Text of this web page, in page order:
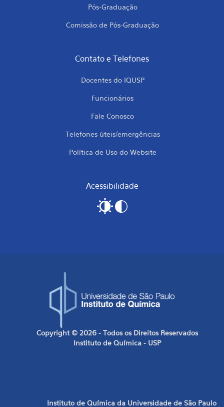
Pós-Graduação
Comissão de Pós-Graduação
Contato e Telefones
Docentes do IQUSP
Funcionários
Fale Conosco
Telefones úteis/emergências
Política de Uso do Website
Acessibilidade
Copyright © 2026 - Todos os Direitos Reservados
Instituto de Química - USP
Instituto de Química da Universidade de São Paulo